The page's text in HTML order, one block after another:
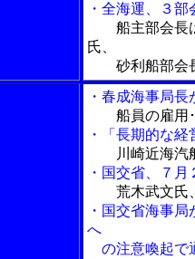
・全海運、３
船主部会長
氏、
砂利船部会
・春成海事局
船員の雇用
・「長期的な
川崎近海
・国交省、７
荒木武文氏
・国交省海事
へ
の注意喚起で